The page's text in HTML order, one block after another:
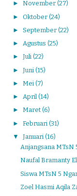
► November (27)
► Oktober (24)
► September (22)
► Agustus (25)
► Juli (22)
► Juni (15)
► Mei (7)
► April (14)
► Maret (6)
► Februari (31)
▼ Januari (16)
Anjangsana MTsN
Naufal Bramanty
Siswa MTsN 5
Zoel Hasmi Aqila